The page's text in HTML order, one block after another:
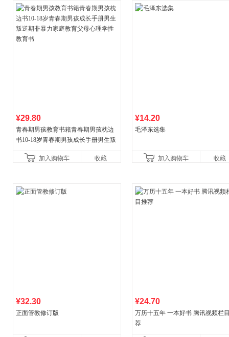
¥29.80
青春期男孩教育书籍青春期男孩枕边
书10-18岁青春期男孩成长手册男生叛
育书
加入购物车 收藏
¥14.20
毛泽东选集
加入购物车 收藏
¥32.30
正面管教修订版
¥24.70
万历十五年 一本好书 腾讯视频栏
荐